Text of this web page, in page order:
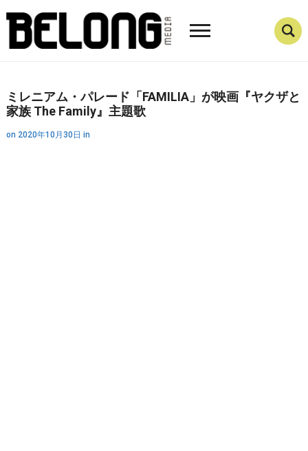
ミレニアム・パレード「FAMILIA」が映画『ヤクザと
家族 The Family』主題歌
on 2020年10月30日 in